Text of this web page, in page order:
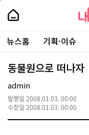
본
로
가
내
손
안
에
서
울
-
서
울
시
대
표
소
내
손
에
울
주
요
서
뉴스홈 기획·이슈
동물원으로 떠나자
admin
발행일 2008.01.03. 00:00
수정일 2008.01.03. 00:00
페
상
단
로